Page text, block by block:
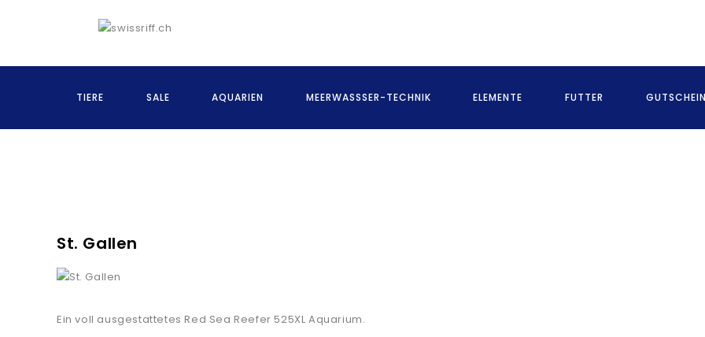
TIERE SALE AQUARIEN MEERWASSSER-TECHNIK ELEMENTE FUTTER
St. Gallen
Ein voll ausgestattetes Red Sea Reefer 525XL Aquarium.